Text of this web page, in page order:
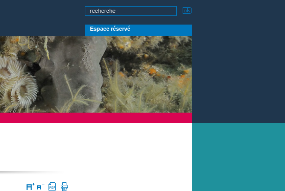
Espace réservé